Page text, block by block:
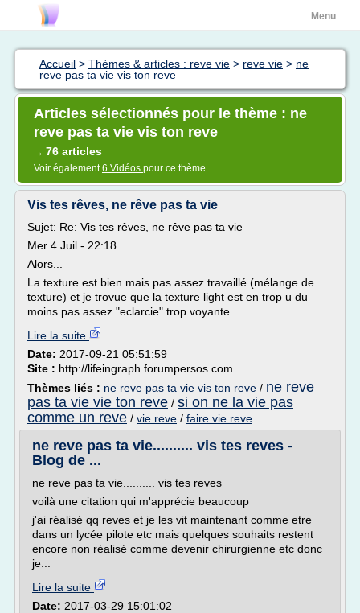
Menu
Accueil > Thèmes & articles : reve vie > reve vie > ne
reve pas ta vie vis ton reve
Articles sélectionnés pour le thème : ne
reve pas ta vie vis ton reve
→ 76 articles
Voir également6 Vidéos pour ce thème
Vis tes rêves, ne rêve pas ta vie
Sujet: Re: Vis tes rêves, ne rêve pas ta vie
Mer 4 Juil - 22:18
Alors...
La texture est bien mais pas assez travaillé (mélange de
texture) et je trovue que la texture light est en trop u du
moins pas assez "eclarcie" trop voyante...
Lire la suite
Date: 2017-09-21 05:51:59
Site : http://lifeingraph.forumpersos.com
Thèmes liés : ne reve pas ta vie vis ton reve / ne reve
pas ta vie vie ton reve / si on ne la vie pas
comme un reve / vie reve / faire vie reve
ne reve pas ta vie.......... vis tes reves -
Blog de ...
ne reve pas ta vie.......... vis tes reves
voilà une citation qui m'apprécie beaucoup
j'ai réalisé qq reves et je les vit maintenant comme etre
dans un lycée pilote etc mais quelques souhaits restent
encore non réalisé comme devenir chirurgienne etc donc
je...
Lire la suite
Date: 2017-03-29 15:01:02